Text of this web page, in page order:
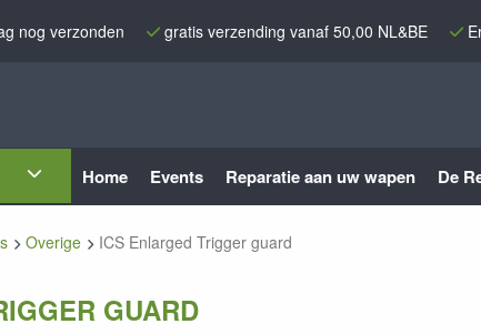
nog verzonden gratis verzending vanaf 50,00 NL&BE
Home Events Reparatie aan uw wapen De
Overige ICS Enlarged Trigger guard
GUARD